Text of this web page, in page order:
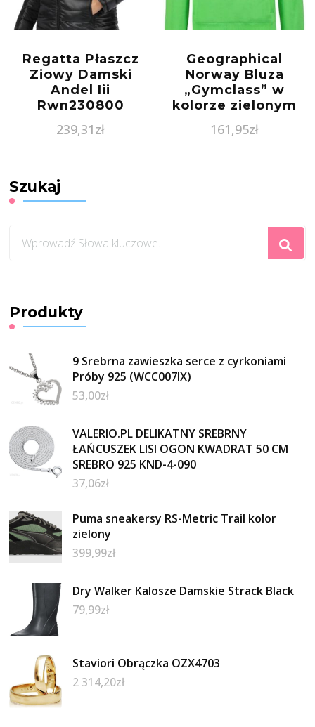
Regatta Płaszcz
Ziowy Damski
Andel Iii
Rwn230800
239,31zł
Geographical
Norway Bluza
„Gymclass” w
kolorze zielonym
161,95zł
Szukaj
czegoś?
Produkty
9 Srebrna zawieszka serce z cyrkoniami
Próby 925 (WCC007IX)
53,00zł
VALERIO.PL DELIKATNY SREBRNY
ŁAŃCUSZEK LISI OGON KWADRAT 50 CM
SREBRO 925 KND-4-090
37,06zł
Puma sneakersy RS-Metric Trail kolor
zielony
399,99zł
Dry Walker Kalosze Damskie Strack Black
79,99zł
Staviori Obrączka OZX4703
2 314,20zł